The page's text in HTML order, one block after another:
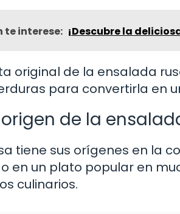
te interese: ¡Descubre la
original de la ensalada
para convertirla en
de la
tiene sus orígenes en la
en un plato popular en
culinarios.